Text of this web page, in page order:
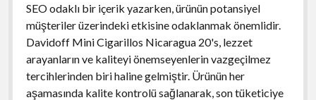
SEO odaklı bir içerik yazarken, ürünün potansiyel
müşteriler üzerindeki etkisine odaklanmak önemlidir.
Davidoff Mini Cigarillos Nicaragua 20's, lezzet
arayanların ve kaliteyi önemseyenlerin vazgeçilmez
tercihlerinden biri haline gelmiştir. Ürünün her
aşamasında kalite kontrolü sağlanarak, son tüketiciye